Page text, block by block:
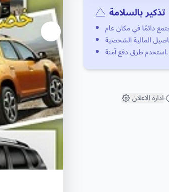
تذكير بالسلامة
استخدم طرق دفع آمنة.
ادارة الاعلان•